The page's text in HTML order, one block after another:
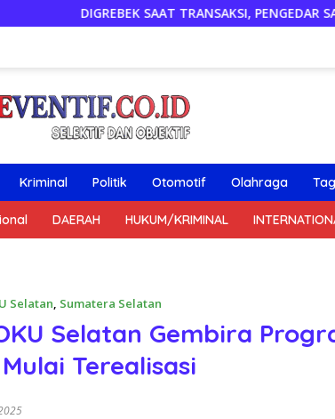
TRANSAKSI, PENGEDAR SABU DI TULANG
Kriminal Politik Otomotif Olahraga
DAERAH HUKUM/KRIMINAL
Selatan, Sumatera Selatan
Selatan Gembira
Terealisasi